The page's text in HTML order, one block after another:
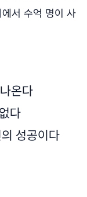
서 수억 명이 사
온다
다
성공이다